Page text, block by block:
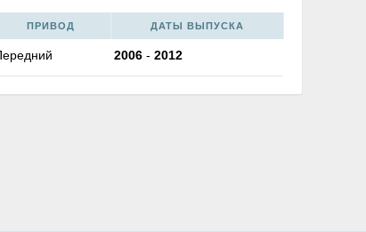
ПРИВОД ДАТЫ ВЫПУСКА
2006 - 2012